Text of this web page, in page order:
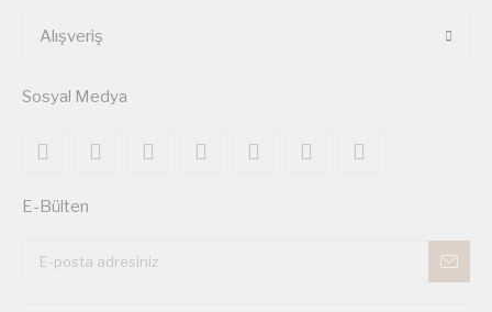
Alışveriş
Sosyal Medya
E-Bülten